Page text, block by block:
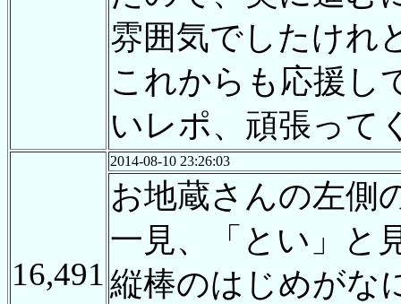
雰囲気でしたけれ
これからも応援し
いレポ、頑張って
16,491
2014-08-10 23:26:03
お地蔵さんの左側
一見、「とい」と
縦棒のはじめがな